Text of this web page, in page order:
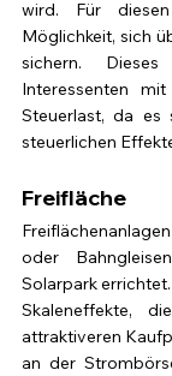
wird. Für
Möglichkeit, sich
sichern.
Interessenten
Steuerlast, da es
steuerlichen
Freifläche
oder
Solarpark
Skaleneffekte,
attraktiveren
an der